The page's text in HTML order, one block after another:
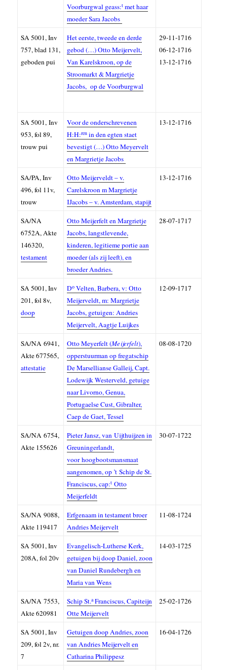
Voorburgwal geass:t met haar
moeder Sara Jacobs
SA5001,Inv
757, blad 131,
geboden pui
Het eerste, tweede en derde
gebod (…) Otto Meijervelt,
Van Karelskroon, op de
Stroomarkt & Margrietje
Jacobs, op de Voorburgwal
29-11-1716
06-12-1716
13-12-1716
SA5001, Inv
953, fol 89,
trouw pui
Voor de onderschrevenen
H:H:ren in den egten staet
bevestigt (…) Otto Meyervelt
en Margrietje Jacobs
13-12-1716
SA/PA, Inv
496, fol 11v,
trouw
Otto Meijerveldt – v.
Carelskroon m Margrietje
IJacobs – v. Amsterdam, stapijt
13-12-1716
SA/NA
6752A, Akte
146320,
testament
Otto Meijerfelt en Margrietje
Jacobs, langstlevende,
kinderen, legitieme portie aan
moeder (als zij leeft), en
broeder Andries.
28-07-1717
SA5001,Inv
201, fol 8v,
doop
Do Velten, Barbera, v: Otto
Meijerveldt, m: Margrietje
Jacobs, getuigen: Andries
Meijervelt, Aagtje Luijkes
12-09-1717
SA/NA 6941,
Akte 677565,
attestatie
Otto Meyerfelt (Meijerfelt),
opperstuurman op fregatschip
De Marsellianse Galleij, Capt.
Lodewijk Westerveld, getuige
naar Livorno, Genua,
Portugaelse Cust, Gibralter,
Caep de Gaet, Tessel
08-08-1720
SA/NA 6754,
Akte 155626
Pieter Jansz, van Uijthuijzen in
Greuningerlandt,
voorhoogbootsmansmaat
aangenomen, op ’tSchip de St.
Franciscus, cap:t Otto
Meijerfeldt
30-07-1722
SA/NA 9088,
Akte 119417
Erfgenaam in testament broer
Andries Meijervelt
11-08-1724
SA5001,Inv
208A, fol 20v
Evangelisch-Lutherse Kerk,
getuigen bij doop Daniel, zoon
van Daniel Rundebergh en
Maria van Wens
14-03-1725
SA/NA 7553,
Akte 620981
Schip St.aFranciscus, Capiteijn
Otte Meijervelt
25-02-1726
SA5001,Inv
209, fol 2v, nr.
7
Getuigen doop Andries, zoon
van Andries Meijervelt en
Catharina Philippesz
16-04-1726